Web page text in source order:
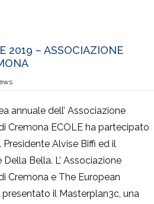
2019 – ASSOCIAZIONE
annuale dell’ Associazione
Cremona ECOLE ha partecipato
Alvise Biffi ed il
Bella. L’ Associazione
Cremona e The European
il Masterplan3c, una